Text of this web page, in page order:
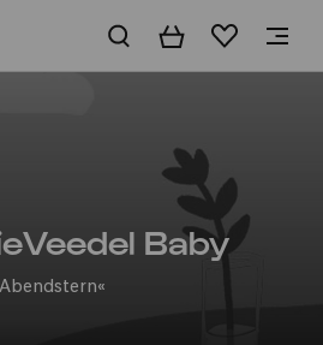
BasketWishlist
Baby